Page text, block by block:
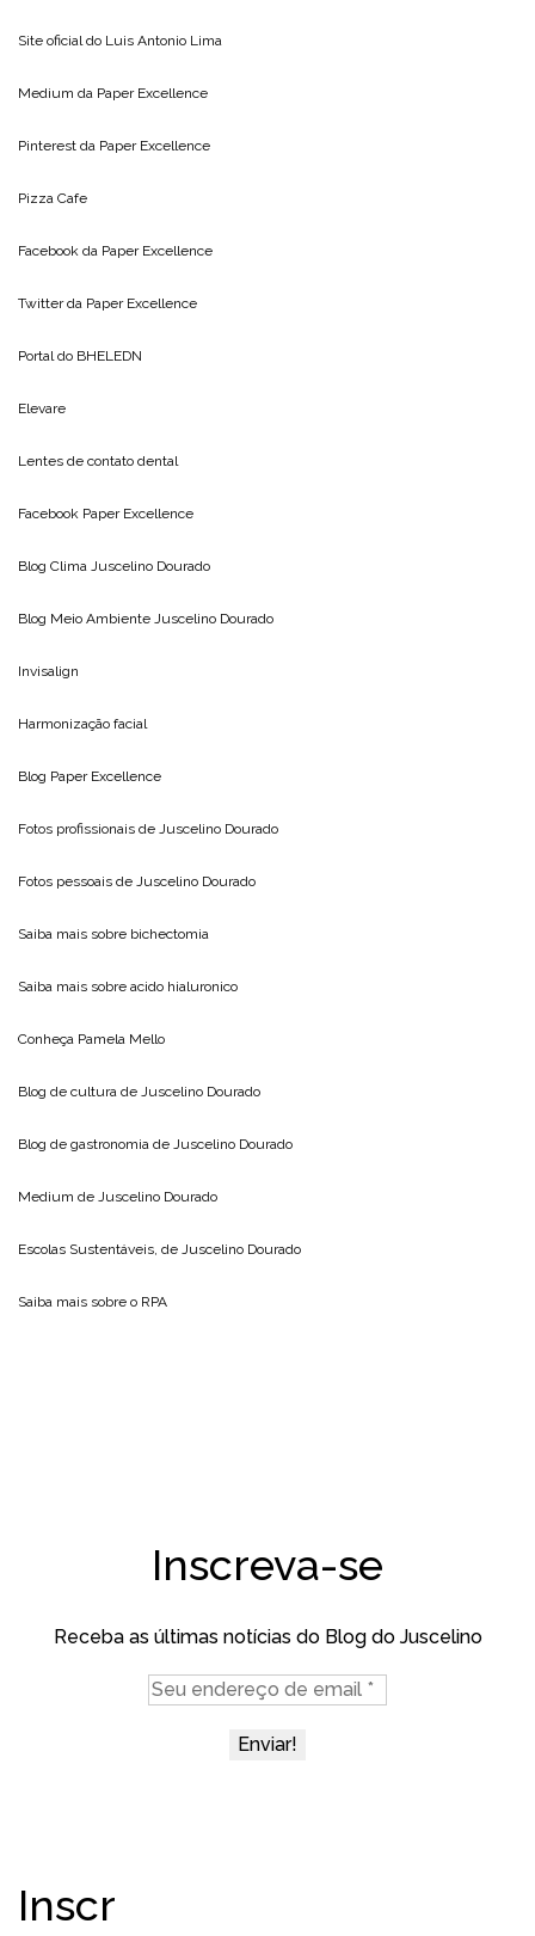
Site oficial do Luis Antonio Lima
Medium da Paper Excellence
Pinterest da Paper Excellence
Pizza Cafe
Facebook da Paper Excellence
Twitter da Paper Excellence
Portal do BHELEDN
Elevare
Lentes de contato dental
Facebook Paper Excellence
Blog Clima Juscelino Dourado
Blog Meio Ambiente Juscelino Dourado
Invisalign
Harmonização facial
Blog Paper Excellence
Fotos profissionais de Juscelino Dourado
Fotos pessoais de Juscelino Dourado
Saiba mais sobre bichectomia
Saiba mais sobre acido hialuronico
Conheça Pamela Mello
Blog de cultura de Juscelino Dourado
Blog de gastronomia de Juscelino Dourado
Medium de Juscelino Dourado
Escolas Sustentáveis, de Juscelino Dourado
Saiba mais sobre o RPA
Inscreva-se
Receba as últimas notícias do Blog do Juscelino
Inscr